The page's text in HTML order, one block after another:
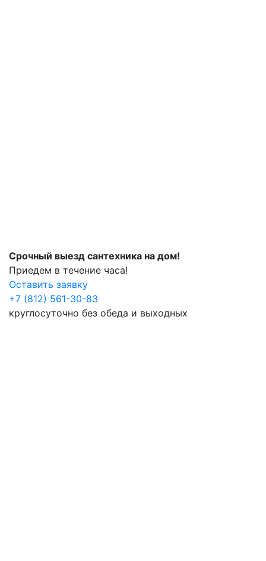
Срочный выезд сантехника на дом!
Приедем в течение часа!
Оставить заявку
+7 (812) 561-30-83
круглосуточно без обеда и выходных